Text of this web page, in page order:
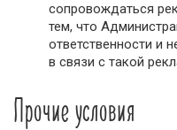
сопровождаться
тем, что
ответственности и
в связи с такой
Прочие условия